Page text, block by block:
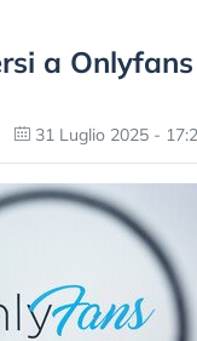
a
31 Luglio 2025 -